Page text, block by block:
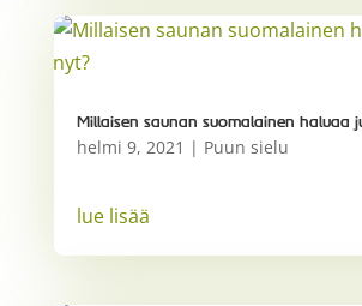
Millaisen saunan suomalainen haluaa
helmi 9, 2021 | Puun sielu
lue lisää